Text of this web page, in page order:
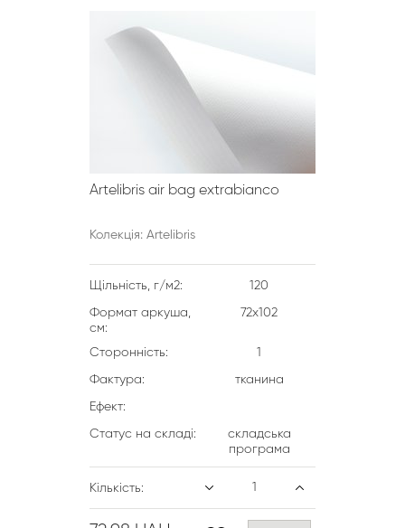
Artelibris air bag extrabianco
Колекція: Artelibris
Щільність, г/м2: 120
Формат аркуша,
см:
72х102
Сторонність: 1
Фактура: тканина
Ефект:
Статус на складі:
складська
програма
Кількість: